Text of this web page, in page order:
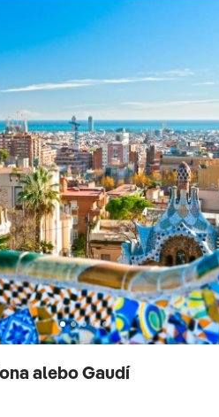
alebo Gaudí